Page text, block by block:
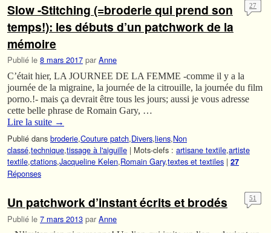
Slow -Stitching (=broderie qui prend son
temps!): les débuts d’un patchwork de la
mémoire
Publié le 8 mars 2017 par Anne
27
C’était hier, LA JOURNEE DE LA FEMME -comme il y a la
journée de la migraine, la journée de la citrouille, la journée du film
porno.!- mais ça devrait être tous les jours; aussi je vous adresse
cette belle phrase de Romain Gary, …
Lire la suite →
Publié dans broderie,Couture patch,Divers,liens,Non
classé,technique,tissage à l'aiguille | Mots-clefs : artisane textile,artiste
textile,ctations,Jacqueline Kelen,Romain Gary,textes et textiles | 27
Réponses
Un patchwork d’instant écrits et brodés
Publié le 7 mars 2013 par Anne
51